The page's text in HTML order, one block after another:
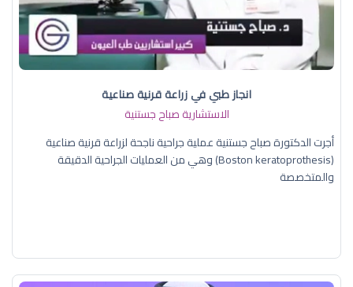
انجاز طبي في زراعة قرنية صناعية
الاستشارية صباح جستنية
أجرت الدكتورة صباح جستنية عملية جراحية ناجحة لزراعة قرنية صناعية
(Boston keratoprothesis) وهي من العمليات الجراحية الدقيقة
والمتخصصة